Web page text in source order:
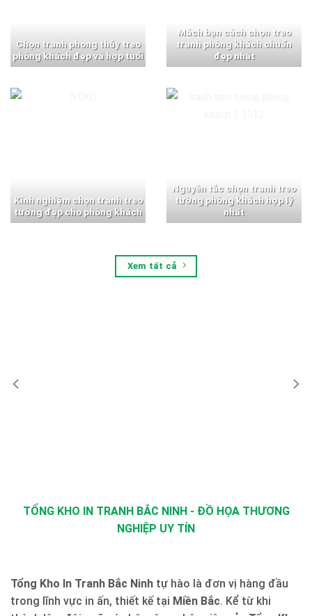
Chọn tranh phong thủy treo
phòng khách đẹp và hợp tuổi
Mách bạn cách chọn treo
tranh phòng khách chuẩn
đẹp nhất
Kinh nghiệm chọn tranh treo
tường đẹp cho phòng khách
Nguyên tắc chọn tranh treo
tường phòng khách hợp lý
nhất
Xem tất cả
TỔNG KHO IN TRANH BẮC NINH - ĐỒ HỌA THƯƠNG
NGHIỆP UY TÍN
Tổng Kho In Tranh Bắc Ninh tự hào là đơn vị hàng đầu
trong lĩnh vực in ấn, thiết kế tại Miền Bắc. Kể từ khi